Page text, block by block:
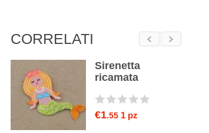
CORRELATI
Sirenetta
ricamata
€1.55 1 pz